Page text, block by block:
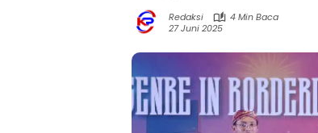
Redaksi
4 Min Baca
27 Juni 2025